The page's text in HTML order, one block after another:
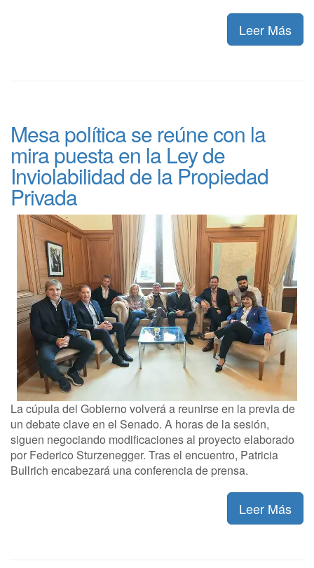
Leer Más
Mesa política se reúne con la
mira puesta en la Ley de
Inviolabilidad de la Propiedad
Privada
La cúpula del Gobierno volverá a reunirse en la previa de
un debate clave en el Senado. A horas de la sesión,
siguen negociando modificaciones al proyecto elaborado
por Federico Sturzenegger. Tras el encuentro, Patricia
Bullrich encabezará una conferencia de prensa.
Leer Más